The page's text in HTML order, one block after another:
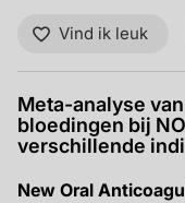
Vind ik leuk
Meta-analyse
bloedingen bij
verschillende
New Oral